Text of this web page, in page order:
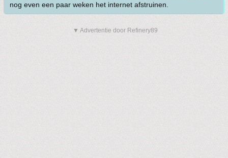
nog even een paar weken het internet afstruinen.
▼ Advertentie door Refinery89